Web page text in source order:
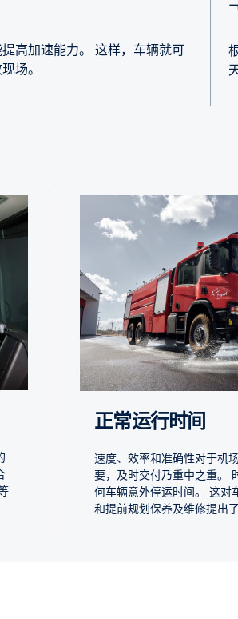
高加速能力。 这样，车辆就可
场。
正常运行时间
速度、效率和准确性对于机
要，及时交付乃重中之重。
何车辆意外停运时间。 这对
和提前规划保养及维修提出